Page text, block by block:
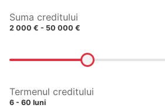
Suma creditului
2 000 € - 50 000 €
Termenul creditului
6 - 60 luni